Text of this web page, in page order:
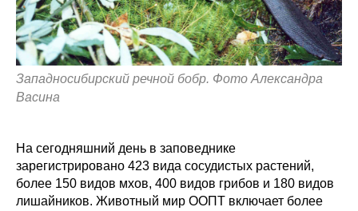
Западносибирский речной бобр. Фото Александра
Васина
На сегодняшний день в заповеднике
зарегистрировано 423 вида сосудистых растений,
более 150 видов мхов, 400 видов грибов и 180 видов
лишайников. Животный мир ООПТ включает более